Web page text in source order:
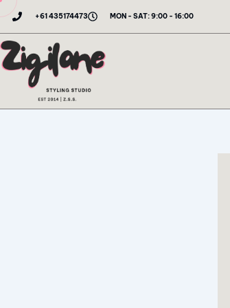
Skip
content
+61 435174473 MON - SAT: 9:00 - 16:00